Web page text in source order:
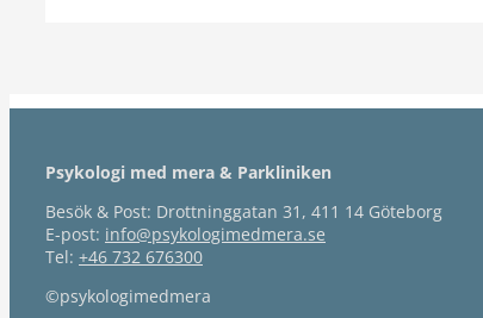
Psykologi med mera & Parkliniken
Besök & Post: Drottninggatan 31, 411 14 Göteborg
E-post: info@psykologimedmera.se
Tel: +46 732 676300
©psykologimedmera